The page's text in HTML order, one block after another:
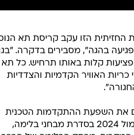
החזיתית הזו עקב קריסת תא
בהגה", מסבירים בדקרה.
קלות באותו תרחיש. כל תא
כריות האוויר הקדמיות והצדדיות
את השפעת ההתקדמות הטכנית
בבניית כלי רכב על הבטיחות בדרכים דקרה בחן גולף 1989 מול 2024 בסדרת מבחני בלימה,